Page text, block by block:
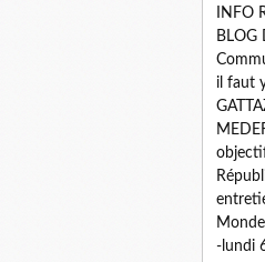
INFO
BLOG
il faut
-lundi